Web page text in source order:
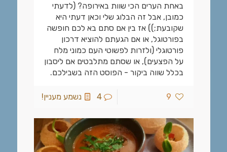
באחת הערים הכי שוות באירופה? (לדעתי
כמובן, אבל זה הבלוג שלי וכאן דעתי היא
שקובעת;)) אז בין אם סתם בא לכם חופשה
בפורטוגל, או אם הגעתם להוציא דרכון
פורטוגלי (ולזרות לפשוטי העם כמוני מלח
על הפצעים), או שסתם מתלבטים אם ליסבון
בכלל שווה ביקור - הפוסט הזה בשבילכם.
9
4 נשמע מעניין!